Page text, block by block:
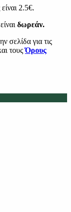
2.5€.
δωρεάν.
σελίδα για τις
τουςΌρους